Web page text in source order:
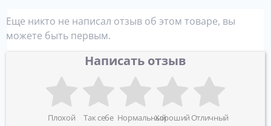
Еще никто не написал отзыв об этом товаре, вы
можете быть первым.
Написать отзыв
Плохой Так себе НормальныйХороший Отличный